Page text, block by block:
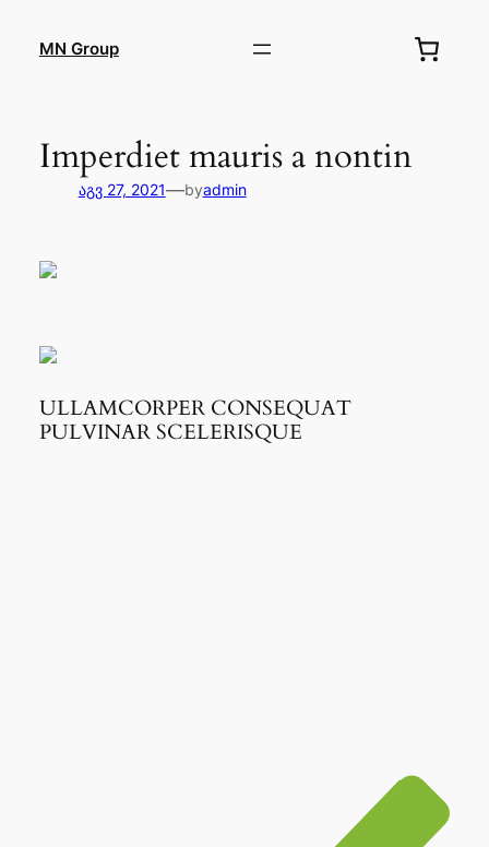
გადასვლა
MN Group
Imperdiet mauris a nontin
აგვ 27, 2021—byadmin
ULLAMCORPER CONSEQUAT
PULVINAR SCELERISQUE